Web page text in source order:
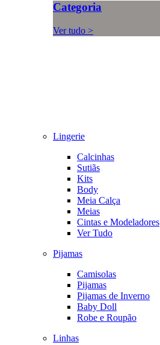
Categoria
Ver tudo >
Lingerie
Calcinhas
Sutiãs
Kits
Body
Meia Calça
Meias
Cintas e Modeladores
Ver Tudo
Pijamas
Camisolas
Pijamas
Pijamas de Inverno
Baby Doll
Robe e Roupão
Linhas